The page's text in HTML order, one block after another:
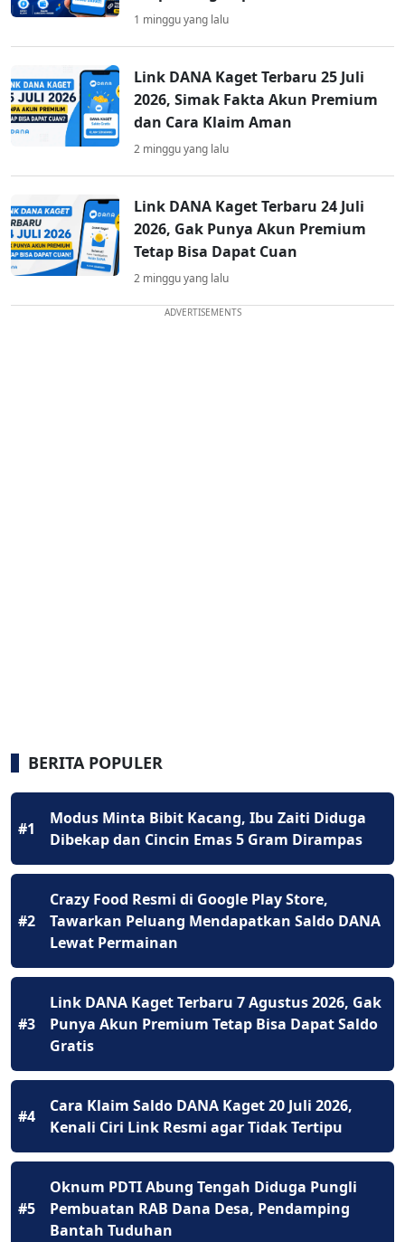
1 minggu yang lalu
Link DANA Kaget Terbaru 25 Juli
2026, Simak Fakta Akun Premium
dan Cara Klaim Aman
2 minggu yang lalu
Link DANA Kaget Terbaru 24 Juli
2026, Gak Punya Akun Premium
Tetap Bisa Dapat Cuan
2 minggu yang lalu
ADVERTISEMENTS
BERITA POPULER
#1
Modus Minta Bibit Kacang, Ibu Zaiti Diduga
Dibekap dan Cincin Emas 5 Gram Dirampas
#2
Crazy Food Resmi di Google Play Store,
Tawarkan Peluang Mendapatkan Saldo DANA
Lewat Permainan
#3
Link DANA Kaget Terbaru 7 Agustus 2026, Gak
Punya Akun Premium Tetap Bisa Dapat Saldo
Gratis
#4
Cara Klaim Saldo DANA Kaget 20 Juli 2026,
Kenali Ciri Link Resmi agar Tidak Tertipu
#5
Oknum PDTI Abung Tengah Diduga Pungli
Pembuatan RAB Dana Desa, Pendamping
Bantah Tuduhan